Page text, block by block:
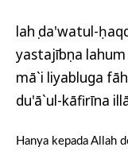
lahụ da'watul-
yastajībụna
mā`i liyabluga
du'ā`ul-kāfirīna
Hanya kepada Allah